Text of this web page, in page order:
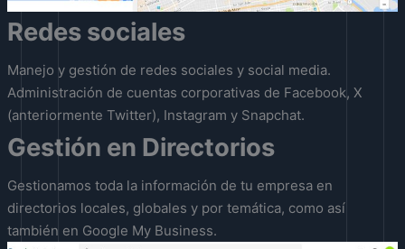
Redes sociales
Manejo y gestión de redes sociales y social media.
Administración de cuentas corporativas de Facebook, X
(anteriormente Twitter), Instagram y Snapchat.
Gestión en Directorios
Gestionamos toda la información de tu empresa en
directorios locales, globales y por temática, como así
también en Google My Business.